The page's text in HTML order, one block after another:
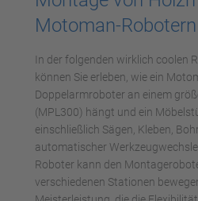
Management
Motoman-Robotern
In der folgenden wirklich coolen
können Sie erleben, wie ein
Doppelarmroboter an einem
(MPL300) hängt und ein
einschließlich Sägen, Kleben,
automatischer
Roboter kann den
verschiedenen Stationen